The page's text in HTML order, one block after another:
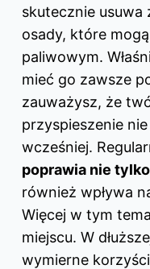
skutecznie usuwa
osady, które
paliwowym.
mieć go zawsze
zauważysz, że
przyspieszenie
wcześniej.
poprawia nie
również wpływa
Więcej w tym
miejscu. W
wymierne